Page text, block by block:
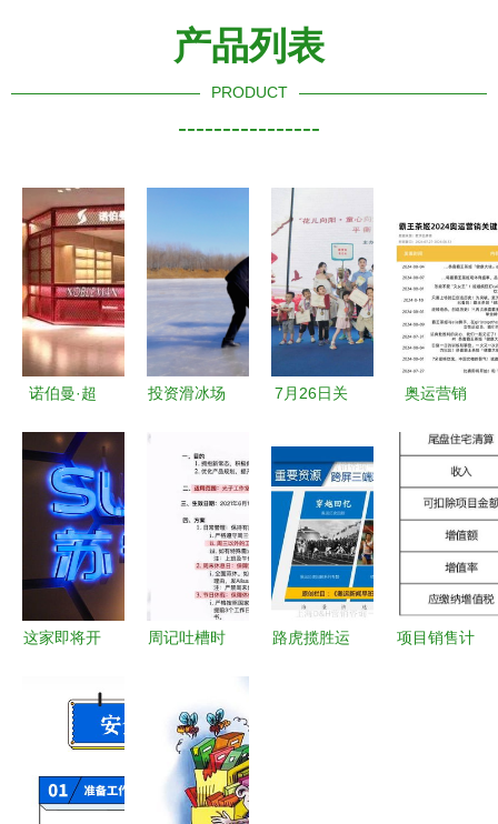
产品列表
PRODUCT
----------------
诺伯曼·超
重庆运动健
身的新标杆
投资滑冰场
项目经营的
前景与机遇
7月26日关
项目经营的
全新思考与
趋势分析
奥运营销
事，正在被
社媒改写
——运动项
目经营的范
式转移
这家即将开
露了内部照
片，看完震
动项目经营
周记吐槽时
0814） 光
子工作室G
造反啊么么
哒，顽皮狗
路虎揽胜运
项目销售计